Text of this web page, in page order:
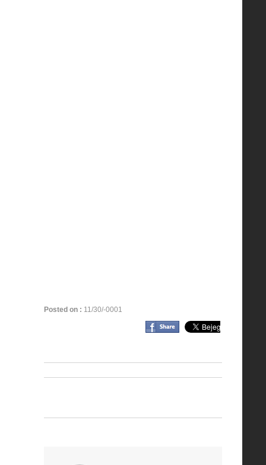
Posted on : 11/30/-0001